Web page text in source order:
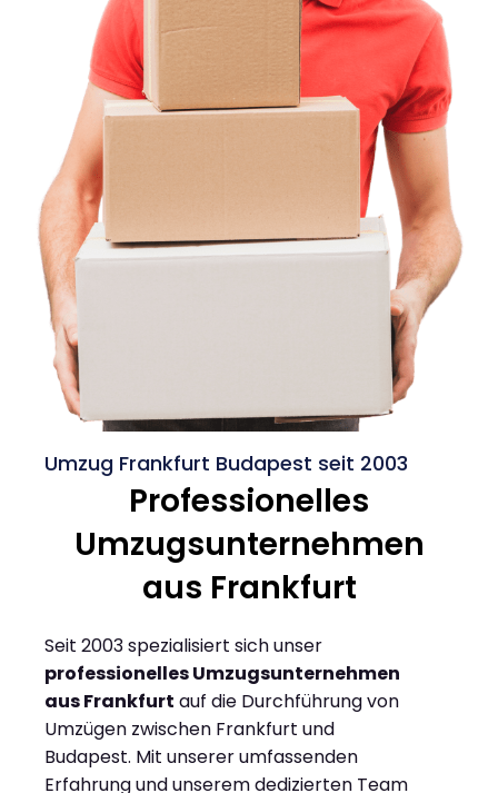
Umzug Frankfurt Budapest seit 2003
Professionelles
Umzugsunternehmen
aus Frankfurt
Seit 2003 spezialisiert sich unser
professionelles Umzugsunternehmen
aus Frankfurt auf die Durchführung von
Umzügen zwischen Frankfurt und
Budapest. Mit unserer umfassenden
Erfahrung und unserem dedizierten Team